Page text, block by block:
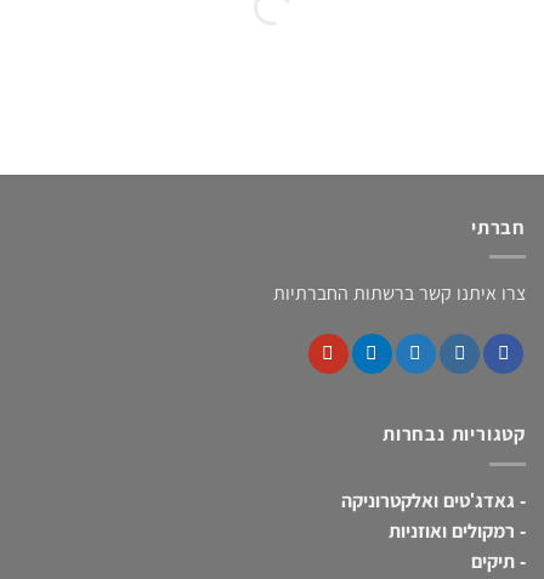
חברתי
צרו איתנו קשר ברשתות החברתיות
קטגוריות נבחרות
- גאדג'טים ואלקטרוניקה
- רמקולים ואוזניות
- תיקים